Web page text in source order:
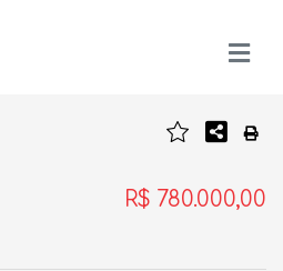
R$ 780.000,00